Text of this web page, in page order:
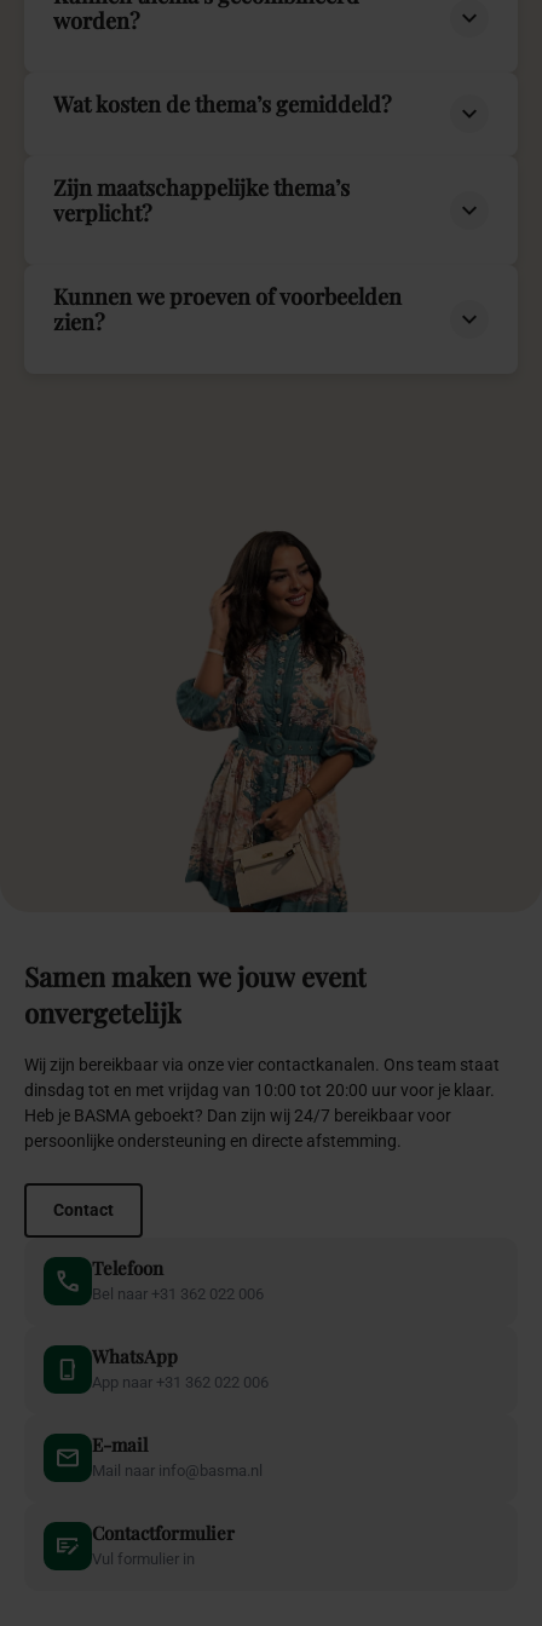
worden?
Wat kosten de thema’s gemiddeld?
Zijn maatschappelijke thema’s
verplicht?
Kunnen we proeven of voorbeelden
zien?
Samen makenwejouw event
onvergetelijk
Wij zijn bereikbaar via onze vier contactkanalen. Ons team staat
dinsdag tot en met vrijdag van 10:00 tot 20:00 uur voor je klaar.
Heb je BASMA geboekt? Dan zijn wij 24/7 bereikbaar voor
persoonlijke ondersteuning en directe afstemming.
Contact
Telefoon
Bel naar +31 362 022 006
WhatsApp
App naar +31 362 022 006
E-mail
Mail naar info@basma.nl
Contactformulier
Vul formulier in